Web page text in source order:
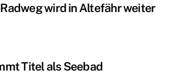
wird in Altefähr weiter
Titel als Seebad